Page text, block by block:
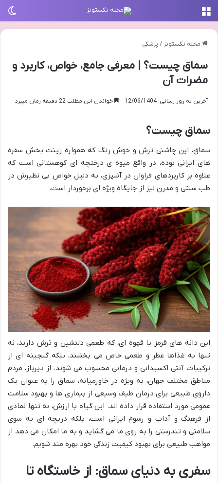
مجله نکستونز / پزشکی
سماق چیست؟ | معرفی جامع، خواص، کاربرد و
مضرات آن
آخرین به روز رسانی: 12/06/1404 خواندن این مطلب 22 دقیقه زمان میبرد
سماق چیست؟
سماق، این چاشنی ترش و خوش رنگ که همواره زینت بخش سفره
های ایرانی بوده، در واقع میوه ی درختچه ای کوهستانی است که
علاوه بر کاربردهای فراوان در آشپزی، به دلیل خواص بی نظیرش در
طب سنتی و مدرن نیز از جایگاه ویژه ای برخوردار است.
این دانه های قرمز یا قهوه ای، که طعمی دلنشین و ترش دارند، نه
تنها به غذاها عطر و طعمی خاص می بخشند، بلکه گنجینه ای از
ترکیبات آنتی اکسیدانی و درمانی محسوب می شوند. از دیرباز، مردم
مناطق مختلف جهان، به ویژه در خاورمیانه، سماق را به عنوان یک
داروی طبیعی برای درمان طیف وسیعی از بیماری ها و بهبود سلامت
عمومی مورد استفاده قرار داده اند. این گیاه با ارزش، نه تنها نمادی
از فرهنگ و آداب و رسوم ایرانی است، بلکه دریچه ای به سوی
سلامتی و تندرستی را به روی ما می گشاید و به ما امکان می دهد از
مواهب طبیعی برای بهبود کیفیت زندگی خود بهره مند شویم.
سفری به دنیای سماق: از خاستگاه تا